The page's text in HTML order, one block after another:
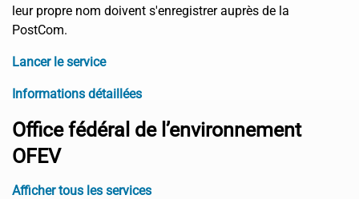
leur propre nom doivent s'enregistrer auprès de la
PostCom.
Lancer le service
Informations détaillées
Office fédéral de l’environnement
OFEV
Afficher tous les services